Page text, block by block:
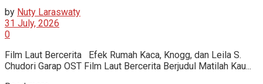
by Nuty Laraswaty
31 July, 2026
0
Film Laut Bercerita Efek Rumah Kaca, Knogg, dan Leila S.
Chudori Garap OST Film Laut Bercerita Berjudul Matilah Kau...